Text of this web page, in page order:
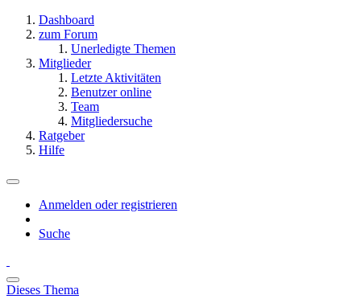
Dashboard
zum Forum
Unerledigte Themen
Mitglieder
Letzte Aktivitäten
Benutzer online
Team
Mitgliedersuche
Ratgeber
Hilfe
Anmelden oder registrieren
Suche
Dieses Thema